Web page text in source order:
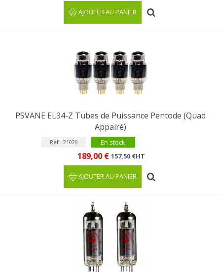
AJOUTER AU PANIER
PSVANE EL34-Z Tubes de Puissance Pentode (Quad
Appairé)
Ref : 21029 En stock
189,00 € 157,50 €HT
AJOUTER AU PANIER